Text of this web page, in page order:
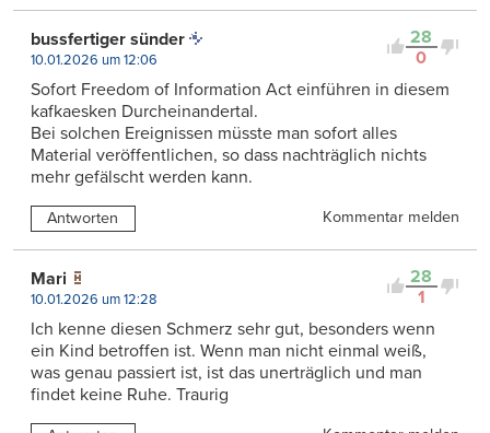
28
0
bussfertiger sünder
10.01.2026 um 12:06
Sofort Freedom of Information Act einführen in diesem
kafkaesken Durcheinandertal.
Bei solchen Ereignissen müsste man sofort alles
Material veröffentlichen, so dass nachträglich nichts
mehr gefälscht werden kann.
Antworten Kommentar melden
28
1
Mari
10.01.2026 um 12:28
Ich kenne diesen Schmerz sehr gut, besonders wenn
ein Kind betroffen ist. Wenn man nicht einmal weiß,
was genau passiert ist, ist das unerträglich und man
findet keine Ruhe. Traurig